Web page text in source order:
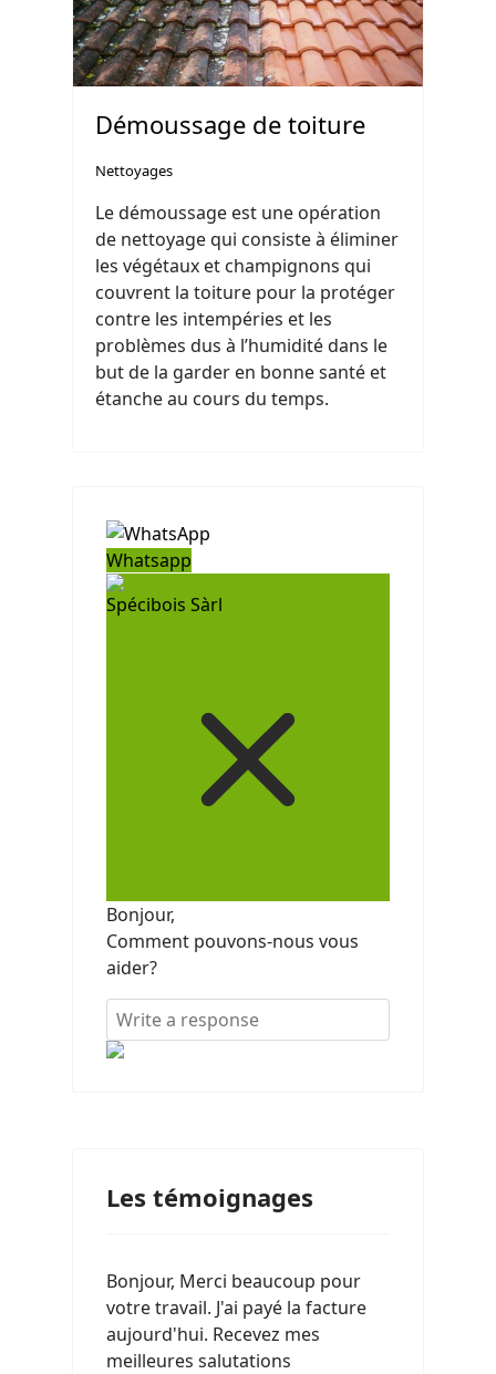
Démoussage de toiture
Nettoyages
Le démoussage est une opération
de nettoyage qui consiste à éliminer
les végétaux et champignons qui
couvrent la toiture pour la protéger
contre les intempéries et les
problèmes dus à l’humidité dans le
but de la garder en bonne santé et
étanche au cours du temps.
Whatsapp
Spécibois Sàrl
Bonjour,
Comment pouvons-nous vous
aider?
Les témoignages
Bonjour, Merci beaucoup pour
votre travail. J'ai payé la facture
aujourd'hui. Recevez mes
meilleures salutations